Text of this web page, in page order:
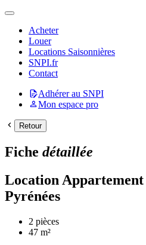
Acheter
Louer
Locations Saisonnières
SNPI.fr
Contact
Adhérer au SNPI
Mon espace pro
Fiche détaillée
Location Appartement
Pyrénées
2 pièces
47 m²